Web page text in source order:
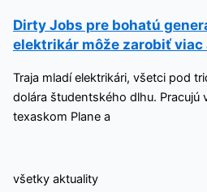
Dirty Jobs pre bohatú
elektrikár môže zarobiť viac
Traja mladí elektrikári, všetci pod
dolára študentského dlhu. Pracujú
texaskom Plane a
všetky aktuality